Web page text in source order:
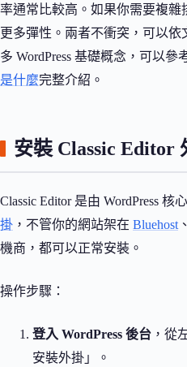
率通常比較高。如果你需要複雜
更多彈性。兩者不衝突，可以依
多 WordPress 基礎概念，可以參
是什麼完整介紹。
安裝 Classic Editor
Classic Editor 是由 WordPress 核
掛 ，不管你的網站架在 Bluehost、
機商，都可以正常安裝。
操作步驟：
登入 WordPress 後台 ，從
安裝外掛」。